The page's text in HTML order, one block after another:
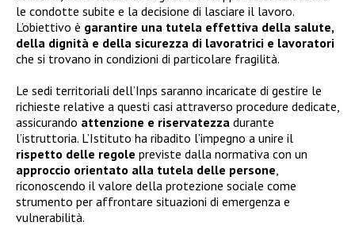
le condotte subite e la decisione di lasciare il lavoro.
L’obiettivo è garantire una tutela effettiva della salute,
della dignità e della sicurezza di lavoratrici e lavoratori
che si trovano in condizioni di particolare fragilità.
Le sedi territoriali dell’Inps saranno incaricate di gestire le
richieste relative a questi casi attraverso procedure dedicate,
assicurando attenzione e riservatezza durante
l’istruttoria. L’Istituto ha ribadito l’impegno a unire il
rispetto delle regole previste dalla normativa con un
approccio orientato alla tutela delle persone
riconoscendo il valore della protezione sociale come
strumento per affrontare situazioni di emergenza e
vulnerabilità.